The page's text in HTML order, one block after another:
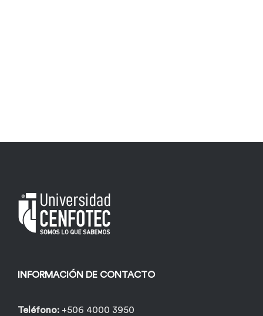
INFORMACIÓN DE CONTACTO
Teléfono: +506 4000 3950